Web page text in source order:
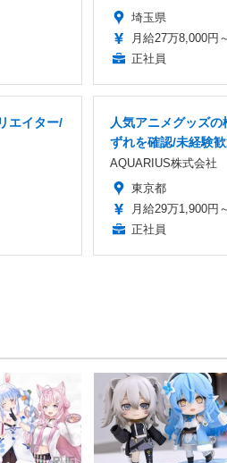
埼玉県
月給27万8,000円
正社員
エイター/
人気アニメグッズ
ずれを確認/未経験
AQUARIUS株式会社
東京都
月給29万1,900円
正社員